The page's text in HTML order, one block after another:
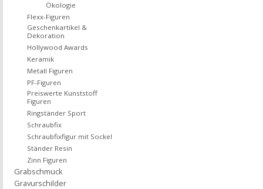
Ökologie
Flexx-Figuren
Geschenkartikel &
Dekoration
Hollywood Awards
Keramik
Metall Figuren
PF-Figuren
Preiswerte Kunststoff
Figuren
Ringständer Sport
Schraubfix
Schraubfixfigur mit Sockel
Ständer Resin
Zinn Figuren
Grabschmuck
Gravurschilder